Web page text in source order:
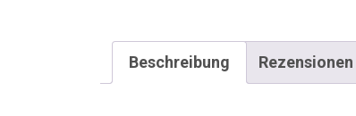
Beschreibung